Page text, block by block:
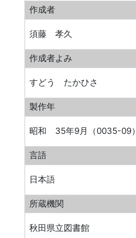
作成者
須藤 孝久
作成者よみ
すどう たかひさ
製作年
昭和 35年9月（0035-09）
言語
日本語
所蔵機関
秋田県立図書館